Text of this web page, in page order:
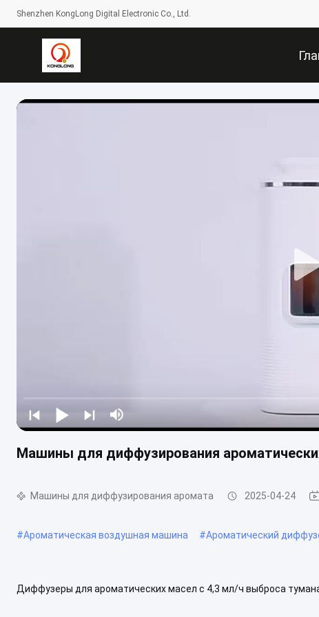
Shenzhen KongLong Digital Electronic Co., Ltd.
Машины для диффузирования
Машины для диффузирования аромата 2025-04-24
#Ароматическая воздушная машина #Ароматический
Диффузеры для ароматических масел с 4,3 мл/ч выброса